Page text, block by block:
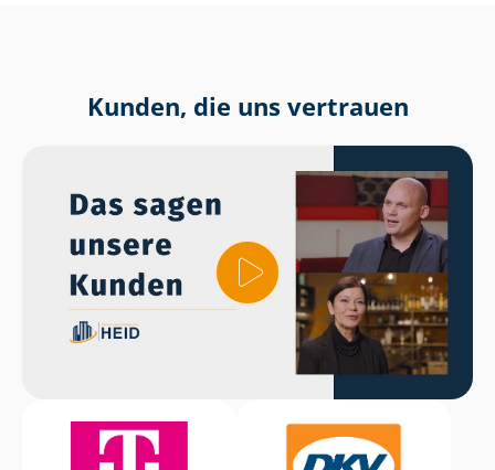
Kunden, die uns vertrauen